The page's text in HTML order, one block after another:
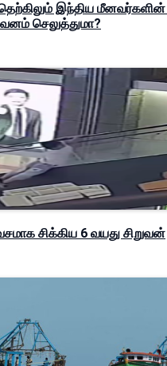
இந்திய
செலுத்துமா?
சிக்கிய 6 வயது சிறுவன்